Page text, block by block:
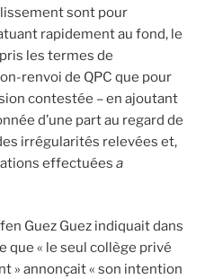
sont pour
rapidement au fond, le
les termes de
renvoi de QPC que pour
contestée – en ajoutant
d’une part au regard de
irrégularités relevées et,
effectuées a
Guez Guez indiquait dans
que « le seul collège privé
» annonçait « son intention